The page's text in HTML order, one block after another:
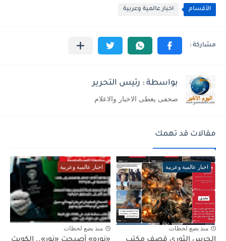
الأقسام اخبار عالمية وعربية
بواسطة : رئيس التحرير
صحفى يغطى الاخبار والاعلام
مقالات قد تهمك
اخبار عالمية وعربية
منذ بضع لحظات
اخبار عالمية وعربية
منذ بضع لحظات